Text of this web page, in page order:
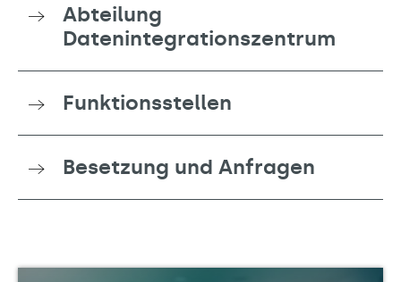
Abteilung
Datenintegrationszentrum
Funktionsstellen
Besetzung und Anfragen